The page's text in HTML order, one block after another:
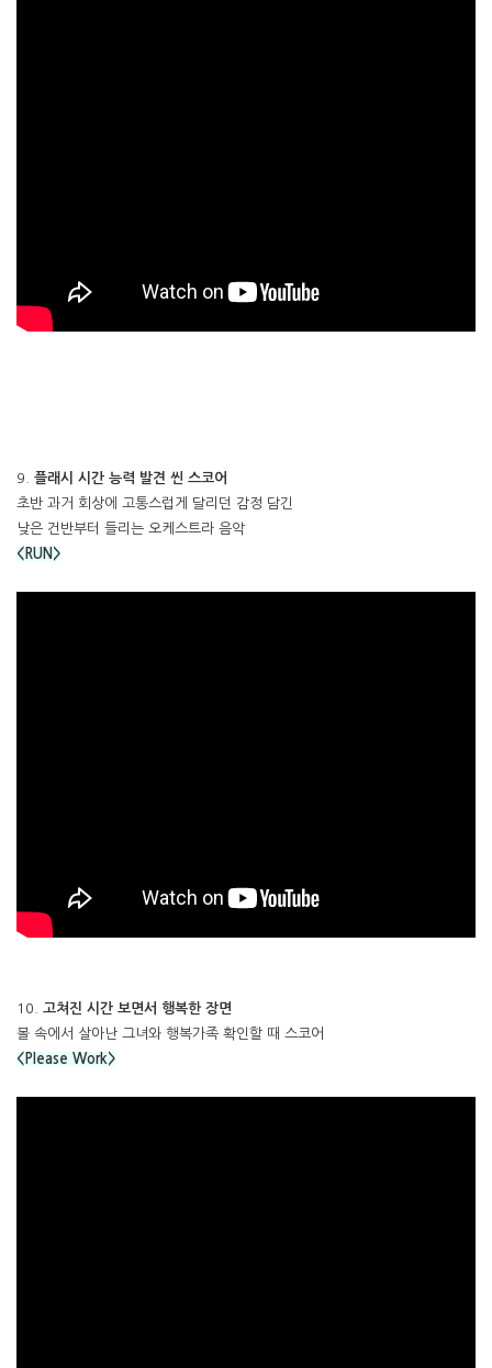
9.
플래시 시간 능력 발견 씬 스코어
초반 과거 회상에 고통스럽게 달리던 감정 담긴
낮은 건반부터 들리는 오케스트라 음악
<RUN>
10. 고쳐진 시간 보면서 행복한 장면
볼 속에서 살아난 그녀와 행복가족 확인할 때 스코어
<Please Work>